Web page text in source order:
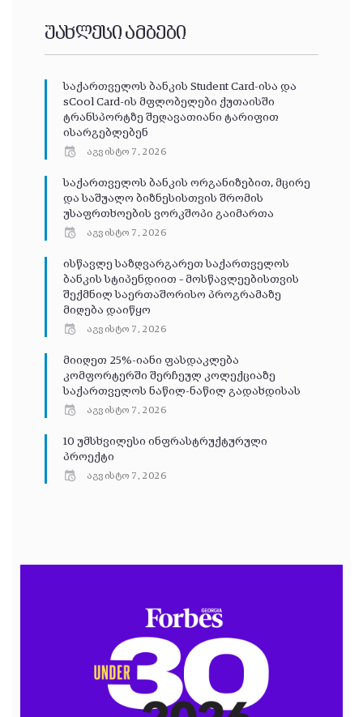
უახლესი ამბები
საქართველოს ბანკის Student Card-ისა და
sCool Card-ის მფლობელები ქუთაისში
ტრანსპორტზე შეღავათიანი ტარიფით
ისარგებლებენ
აგვისტო 7, 2026
საქართველოს ბანკის ორგანიზებით, მცირე
და საშუალო ბიზნესისთვის შრომის
უსაფრთხოების ვორკშოპი გაიმართა
აგვისტო 7, 2026
ისწავლე საზღვარგარეთ საქართველოს
ბანკის სტიპენდიით – მოსწავლეებისთვის
შექმნილ საერთაშორისო პროგრამაზე
მიღება დაიწყო
აგვისტო 7, 2026
მიიღეთ 25%-იანი ფასდაკლება
კომფორტერში შერჩეულ კოლექციაზე
საქართველოს ნაწილ-ნაწილ გადახდისას
აგვისტო 7, 2026
10 უმსხვილესი ინფრასტრუქტურული
პროექტი
აგვისტო 7, 2026